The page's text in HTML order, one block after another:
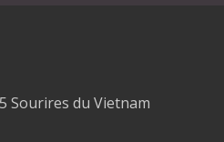
Sourires du Vietnam